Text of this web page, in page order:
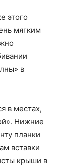
этого
мягким
в
в местах,
Нижние
планки
вставки
крыши в